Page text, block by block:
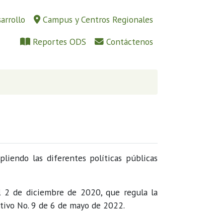
Campus y Centros Regionales
Reportes ODS
Contáctenos
las diferentes políticas públicas
2 de diciembre de 2020, que regula la
No. 9 de 6 de mayo de 2022.